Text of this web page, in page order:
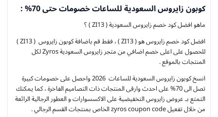
كوبون زايروس السعودية للساعات خصومات حتى 70% :
ماهو افضل كود خصم زايروس السعودية ( ZI13 ) ؟
افضل كود خصم زايروس هو ( ZI13 ) ، فقط قم باضافة كوبون زايروس ( ZI13 )
للحصول على اعلى خصم اضافي من متجر زايروس السعودية Zyros لكل
المنتجات بالموقع .
انسخ كوبون زايروس السعودية للساعات 2026 واحصل على خصومات كبيرة
تصل الى 70% على احدث وارقى المنتجات ذات التصاميم الفاخرة ، كما يمكنك
التمتع بـ عروض زايروس التخفيضية على الاكسسوارات و العطور الرجالية الرائعة
من خلال تفعيل zyros coupon code الخاص بمنتجات القسم الرجالي .